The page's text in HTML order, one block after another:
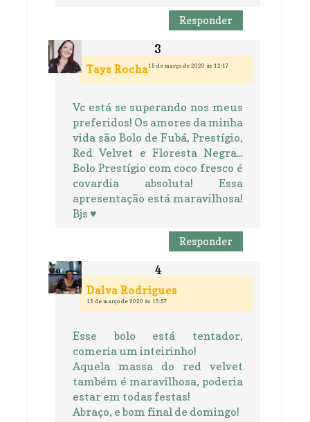
Responder
Tays Rocha15 de março de 2020 às 12:17
Vc está se superando nos meus
preferidos! Os amores da minha
vida são Bolo de Fubá, Prestígio,
Red Velvet e Floresta Negra...
Bolo Prestígio com coco fresco é
covardia absoluta! Essa
apresentação está maravilhosa!
Bjs ♥
Responder
Dalva Rodrigues
15 de março de 2020 às 15:57
Esse bolo está tentador,
comeria um inteirinho!
Aquela massa do red velvet
também é maravilhosa, poderia
estar em todas festas!
Abraço, e bom final de domingo!